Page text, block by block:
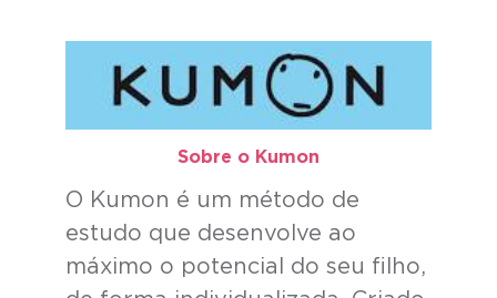
Sobre o Kumon​
O Kumon é um método de
estudo que desenvolve ao
máximo o potencial do seu filho,